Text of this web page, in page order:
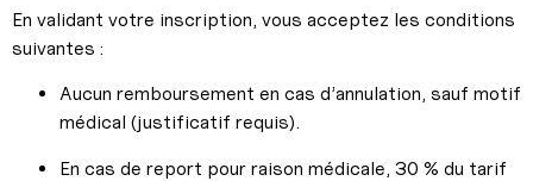
En validant votre inscription, vous acceptez les conditions
suivantes :
Aucun remboursement en cas d’annulation, sauf motif
médical (justificatif requis).
En cas de report pour raison médicale, 30 % du tarif